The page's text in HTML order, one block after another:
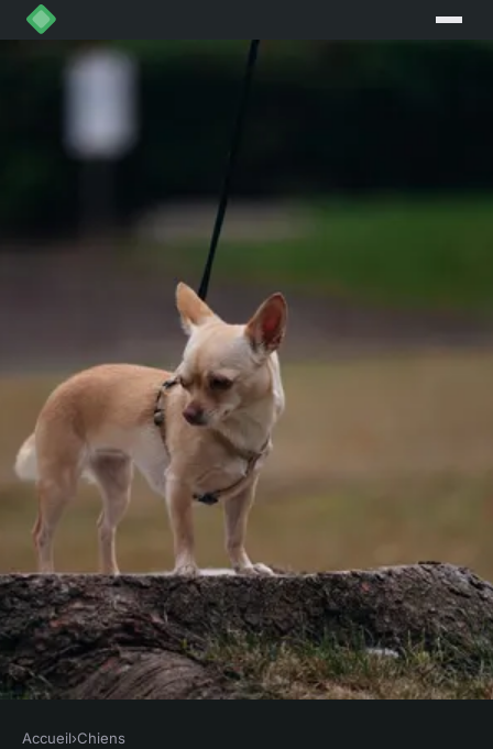
Accueil›Chiens